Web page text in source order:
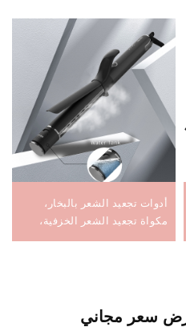
أدوات تجعيد الشعر بالبخار،
مكواة تجعيد الشعر الخزفية،
سعر مجاني